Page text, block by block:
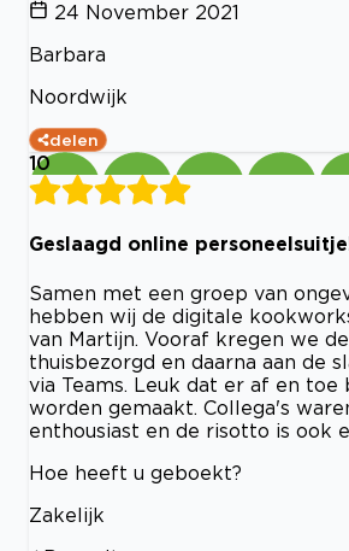
24 November 2021
Barbara
Noordwijk
delen
10
Geslaagd online
Samen met een groep van
hebben wij de digitale
van Martijn. Vooraf kregen we
thuisbezorgd en daarna aan de
via Teams. Leuk dat er af en toe
worden gemaakt. Collega's
enthousiast en de risotto is ook
Hoe heeft u geboekt?
Zakelijk